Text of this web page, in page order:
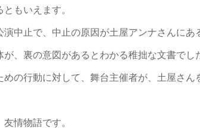
もいえます。
中止で、中止の原因が土屋アンナさんにあ
、裏の意図があるとわかる稚拙な文書でし
の行動に対して、舞台主催者が、土屋さん
情物語です。